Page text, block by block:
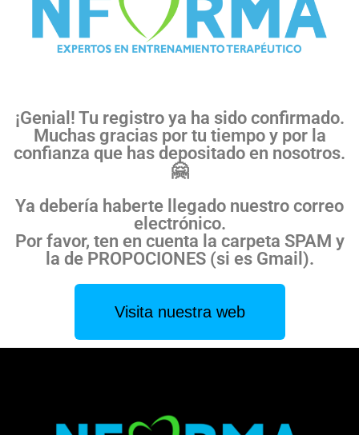
¡Genial! Tu registro ya ha sido confirmado.
Muchas gracias por tu tiempo y por la
confianza que has depositado en nosotros.
🤗
Ya debería haberte llegado nuestro correo
electrónico.
Por favor, ten en cuenta la carpeta SPAM y
la de PROPOCIONES (si es Gmail).
Visita nuestra web